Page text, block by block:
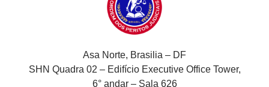
Asa Norte, Brasilia – DF
SHN Quadra 02 – Edifício Executive Office Tower,
6° andar – Sala 626